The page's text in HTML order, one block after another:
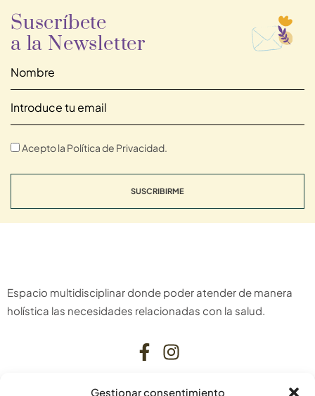
Gestionar consentimiento
Suscríbete
a la Newsletter
Acepto la Política de Privacidad.
SUSCRIBIRME
Espacio multidisciplinar donde poder atender de manera
holística las necesidades relacionadas con la salud.